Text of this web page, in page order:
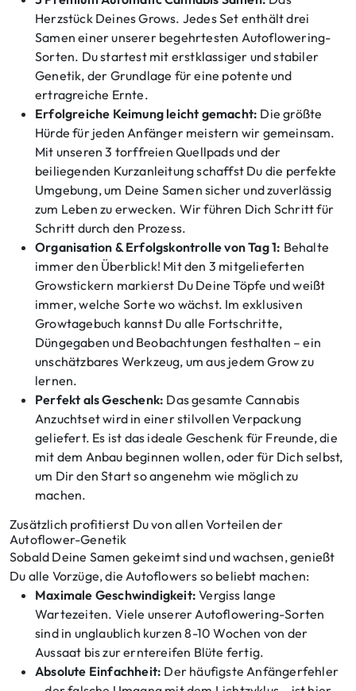
Herzstück Deines Grows. Jedes Set enthält drei
Samen einer unserer begehrtesten Autoflowering-
Sorten. Du startest mit erstklassiger und stabiler
Genetik, der Grundlage für eine potente und
ertragreiche Ernte.
Erfolgreiche Keimung leicht gemacht: Die größte
Hürde für jeden Anfänger meistern wir gemeinsam.
Mit unseren 3 torffreien Quellpads und der
beiliegenden Kurzanleitung schaffst Du die perfekte
Umgebung, um Deine Samen sicher und zuverlässig
zum Leben zu erwecken. Wir führen Dich Schritt für
Schritt durch den Prozess.
Organisation & Erfolgskontrolle von Tag 1: Behalte
immer den Überblick! Mit den 3 mitgelieferten
Growstickern markierst Du Deine Töpfe und weißt
immer, welche Sorte wo wächst. Im exklusiven
Growtagebuch kannst Du alle Fortschritte,
Düngegaben und Beobachtungen festhalten – ein
unschätzbares Werkzeug, um aus jedem Grow zu
lernen.
Perfekt als Geschenk: Das gesamte Cannabis
Anzuchtset wird in einer stilvollen Verpackung
geliefert. Es ist das ideale Geschenk für Freunde, die
mit dem Anbau beginnen wollen, oder für Dich selbst,
um Dir den Start so angenehm wie möglich zu
machen.
Zusätzlich profitierst Du von allen Vorteilen der
Autoflower-Genetik
Sobald Deine Samen gekeimt sind und wachsen, genießt
Du alle Vorzüge, die Autoflowers so beliebt machen:
Maximale Geschwindigkeit: Vergiss lange
Wartezeiten. Viele unserer Autoflowering-Sorten
sind in unglaublich kurzen 8-10 Wochen von der
Aussaat bis zur erntereifen Blüte fertig.
Absolute Einfachheit: Der häufigste Anfängerfehler